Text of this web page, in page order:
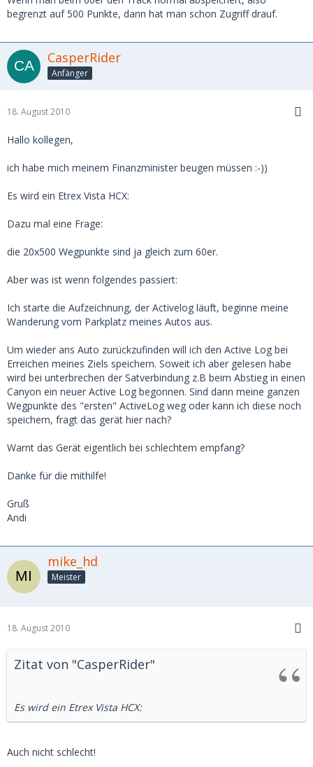
begrenzt auf 500 Punkte, dann hat man schon Zugriff drauf.
CasperRider
Anfänger
18. August 2010
Hallo kollegen,
ich habe mich meinem Finanzminister beugen müssen :-))
Es wird ein Etrex Vista HCX:
Dazu mal eine Frage:
die 20x500 Wegpunkte sind ja gleich zum 60er.
Aber was ist wenn folgendes passiert:
Ich starte die Aufzeichnung, der Activelog läuft, beginne meine
Wanderung vom Parkplatz meines Autos aus.
Um wieder ans Auto zurückzufinden will ich den Active Log bei
Erreichen meines Ziels speichern. Soweit ich aber gelesen habe
wird bei unterbrechen der Satverbindung z.B beim Abstieg in einen
Canyon ein neuer Active Log begonnen. Sind dann meine ganzen
Wegpunkte des "ersten" ActiveLog weg oder kann ich diese noch
speichern, fragt das gerät hier nach?
Warnt das Gerät eigentlich bei schlechtem empfang?
Danke für die mithilfe!
Gruß
Andi
mike_hd
Meister
18. August 2010
Zitat von "CasperRider"
Es wird ein Etrex Vista HCX:
Auch nicht schlecht!